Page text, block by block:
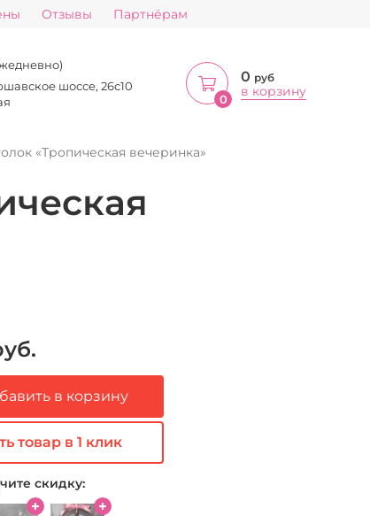
Отзывы Партнёрам
шоссе, 26с10
0
0 руб
в корзину
«Тропическая вечеринка»
в корзину
товар в 1 клик
скидку: